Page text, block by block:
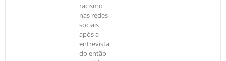
racismo
nas redes
sociais
após a
entrevista
do então